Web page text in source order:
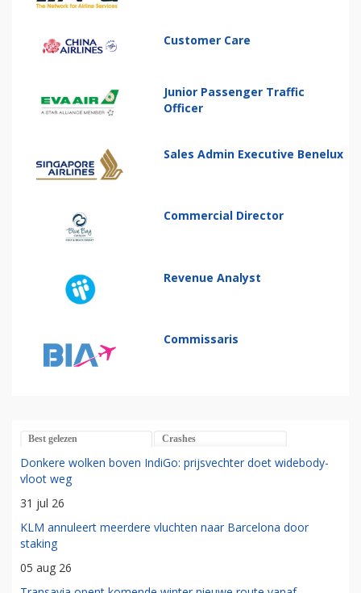
Customer Care
Junior Passenger Traffic
Officer
Sales Admin Executive Benelux
Commercial Director
Revenue Analyst
Commissaris
Best gelezen Crashes
Donkere wolken boven IndiGo: prijsvechter doet widebody-
vloot weg
31 jul 26
KLM annuleert meerdere vluchten naar Barcelona door
staking
05 aug 26